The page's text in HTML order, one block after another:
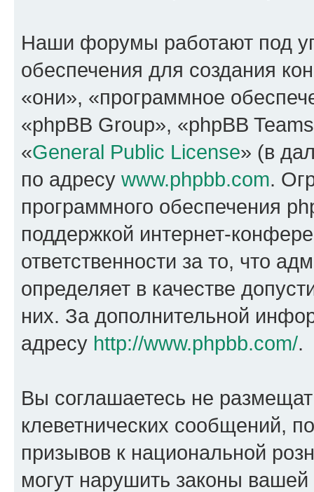
Наши форумы работают под
обеспечения для создания
«они», «программное
«phpBB Group», «phpBB
«General Public License» (в
по адресу www.phpbb.com.
программного обеспечения
поддержкой интернет-
ответственности за то, что
определяет в качестве
них. За дополнительной
адресу http://www.phpbb.com/.
Вы соглашаетесь не
клеветнических сообщений,
призывов к национальной
могут нарушить законы